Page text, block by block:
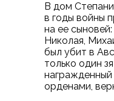
В дом
в годы войны
на ее
Николая,
был убит в
только один
орденами,